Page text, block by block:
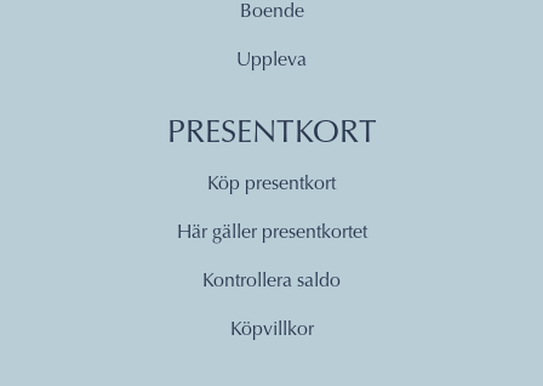
Boende
Uppleva
PRESENTKORT
Köp presentkort
Här gäller presentkortet
Kontrollera saldo
Köpvillkor